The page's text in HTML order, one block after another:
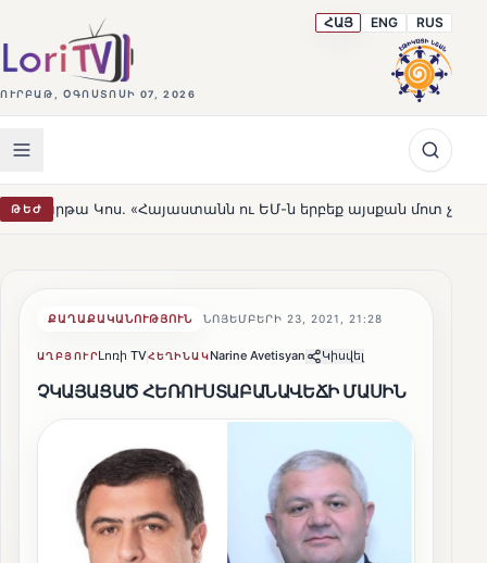
ՈՒՐԲԱԹ, ՕԳՈՍՏՈՍԻ 07, 2026
ՀԱՅ ENG RUS
ԹԵԺ ու ԵՄ-ն երբեք այսքան մոտ չեն եղել» HOT
ՔԱՂԱՔԱԿԱՆՈՒԹՅՈՒՆ ՆՈՅԵՄԲԵՐԻ 23, 2021, 21:28
ԱՂԲՅՈՒՐԼոռի TVՀԵՂԻՆԱԿNarine Avetisyan Կիսվել
ՉԿԱՅԱՑԱԾ ՀԵՌՈՒՍՏԱԲԱՆԱՎԵՃԻ ՄԱՍԻՆ